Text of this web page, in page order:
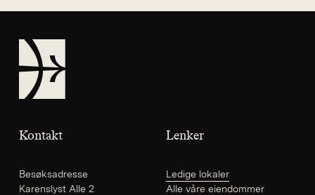
FRAM
Kontakt
Besøksadresse
Karenslyst Alle 2
Lenker
Ledige lokaler
Alle våre eiendommer